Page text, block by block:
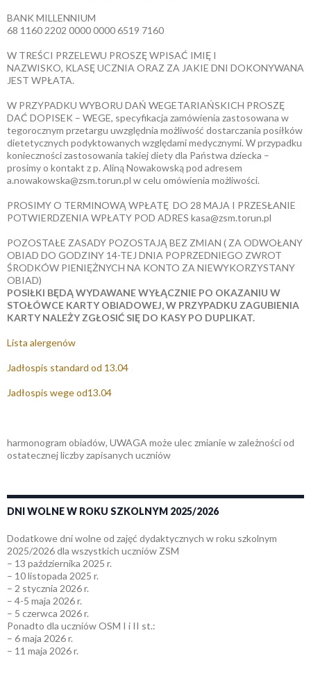
BANK MILLENNIUM
68 1160 2202 0000 0000 6519 7160
W TREŚCI PRZELEWU PROSZĘ WPISAĆ IMIĘ I
NAZWISKO, KLASĘ UCZNIA ORAZ ZA JAKIE DNI DOKONYWANA
JEST WPŁATA.
W PRZYPADKU WYBORU DAŃ WEGETARIAŃSKICH PROSZĘ
DAĆ DOPISEK – WEGE, specyfikacja zamówienia zastosowana w
tegorocznym przetargu uwzględnia możliwość dostarczania posiłków
dietetycznych podyktowanych względami medycznymi. W przypadku
konieczności zastosowania takiej diety dla Państwa dziecka –
prosimy o kontakt z p. Aliną Nowakowską pod adresem
a.nowakowska@zsm.torun.pl w celu omówienia możliwości.
PROSIMY O TERMINOWĄ WPŁATĘ DO 28 MAJA I PRZESŁANIE
POTWIERDZENIA WPŁATY POD ADRES kasa@zsm.torun.pl
POZOSTAŁE ZASADY POZOSTAJĄ BEZ ZMIAN ( ZA ODWOŁANY
OBIAD DO GODZINY 14-TEJ DNIA POPRZEDNIEGO ZWROT
ŚRODKÓW PIENIĘŻNYCH NA KONTO ZA NIEWYKORZYSTANY
OBIAD)
POSIŁKI BĘDĄ WYDAWANE WYŁĄCZNIE PO OKAZANIU W
STOŁÓWCE KARTY OBIADOWEJ, W PRZYPADKU ZAGUBIENIA
KARTY NALEŻY ZGŁOSIĆ SIĘ DO KASY PO DUPLIKAT.
Lista alergenów
Jadłospis standard od 13.04
Jadłospis wege od13.04
harmonogram obiadów, UWAGA może ulec zmianie w zależności od
ostatecznej liczby zapisanych uczniów
DNI WOLNE W ROKU SZKOLNYM 2025/2026
Dodatkowe dni wolne od zajęć dydaktycznych w roku szkolnym
2025/2026 dla wszystkich uczniów ZSM
– 13 października 2025 r.
– 10 listopada 2025 r.
– 2 stycznia 2026 r.
– 4-5 maja 2026 r.
– 5 czerwca 2026 r.
Ponadto dla uczniów OSM I i II st.:
– 6 maja 2026 r.
– 11 maja 2026 r.